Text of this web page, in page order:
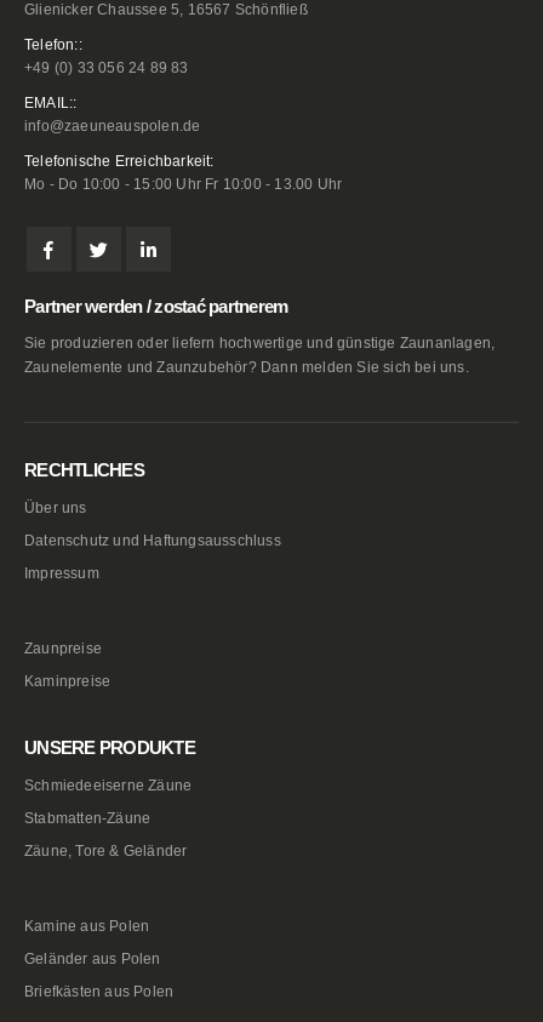
Glienicker Chaussee 5, 16567 Schönfließ
Telefon::
+49 (0) 33 056 24 89 83
EMAIL::
info@zaeuneauspolen.de
Telefonische Erreichbarkeit:
Mo - Do 10:00 - 15:00 Uhr Fr 10:00 - 13.00 Uhr
Partner werden / zostać partnerem
Sie produzieren oder liefern hochwertige und günstige Zaunanlagen,
Zaunelemente und Zaunzubehör? Dann melden Sie sich bei uns.
RECHTLICHES
Über uns
Datenschutz und Haftungsausschluss
Impressum
Zaunpreise
Kaminpreise
UNSERE PRODUKTE
Schmiedeeiserne Zäune
Stabmatten-Zäune
Zäune, Tore & Geländer
Kamine aus Polen
Geländer aus Polen
Briefkästen aus Polen